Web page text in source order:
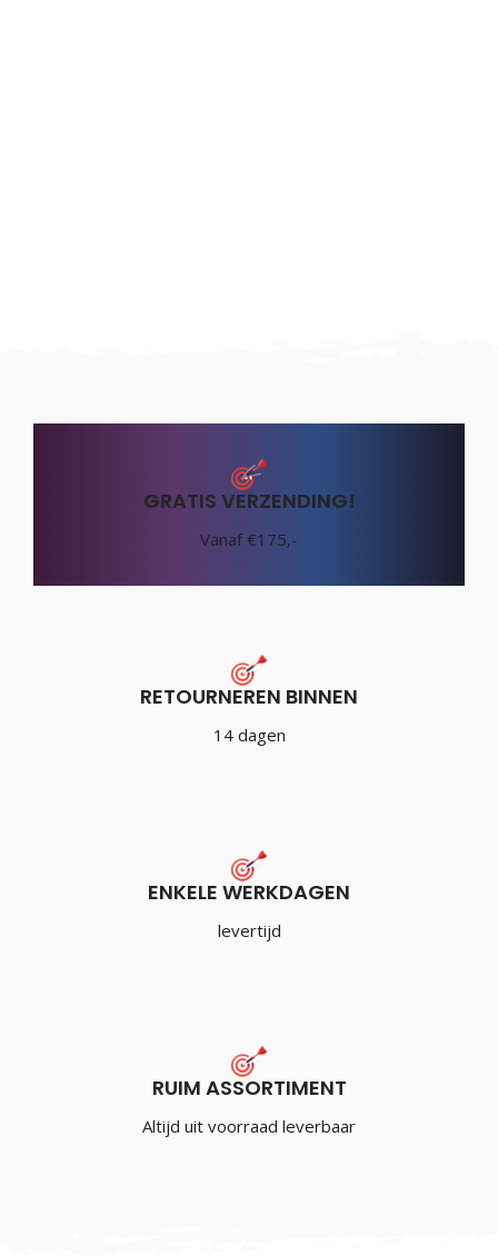
GRATIS VERZENDING!
Vanaf €175,-
RETOURNEREN BINNEN
14 dagen
ENKELE WERKDAGEN
levertijd
RUIM ASSORTIMENT
Altijd uit voorraad leverbaar